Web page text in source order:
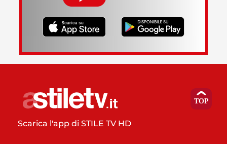
Scarica l'app di STILE TV HD